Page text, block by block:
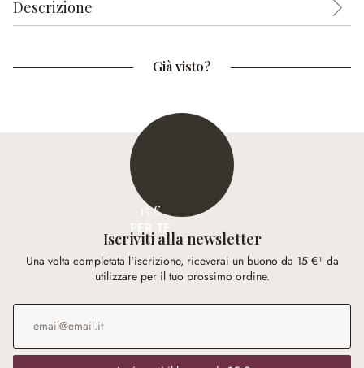
Descrizione
Già visto?
15 €
PER TE
Iscriviti alla newsletter
Una volta completata l'iscrizione, riceverai un buono da 15 €¹ da
utilizzare per il tuo prossimo ordine.
Indirizzo e-mail